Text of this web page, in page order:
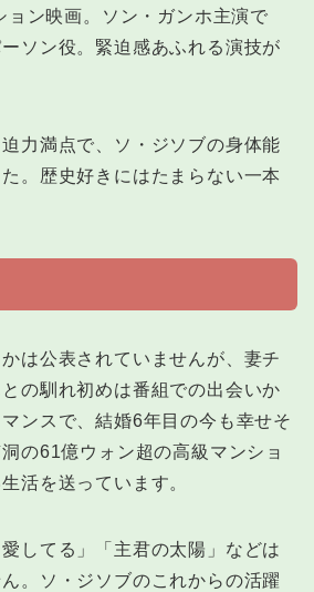
ョン映画。ソン・ガンホ主演で
ソン役。緊迫感あふれる演技が
力満点で、ソ・ジソブの身体能
。歴史好きにはたまらない一本
は公表されていませんが、妻チ
の馴れ初めは番組での出会いか
ンスで、結婚6年目の今も幸せそ
の61億ウォン超の高級マンショ
活を送っています。
してる」「主君の太陽」などは
。ソ・ジソブのこれからの活躍